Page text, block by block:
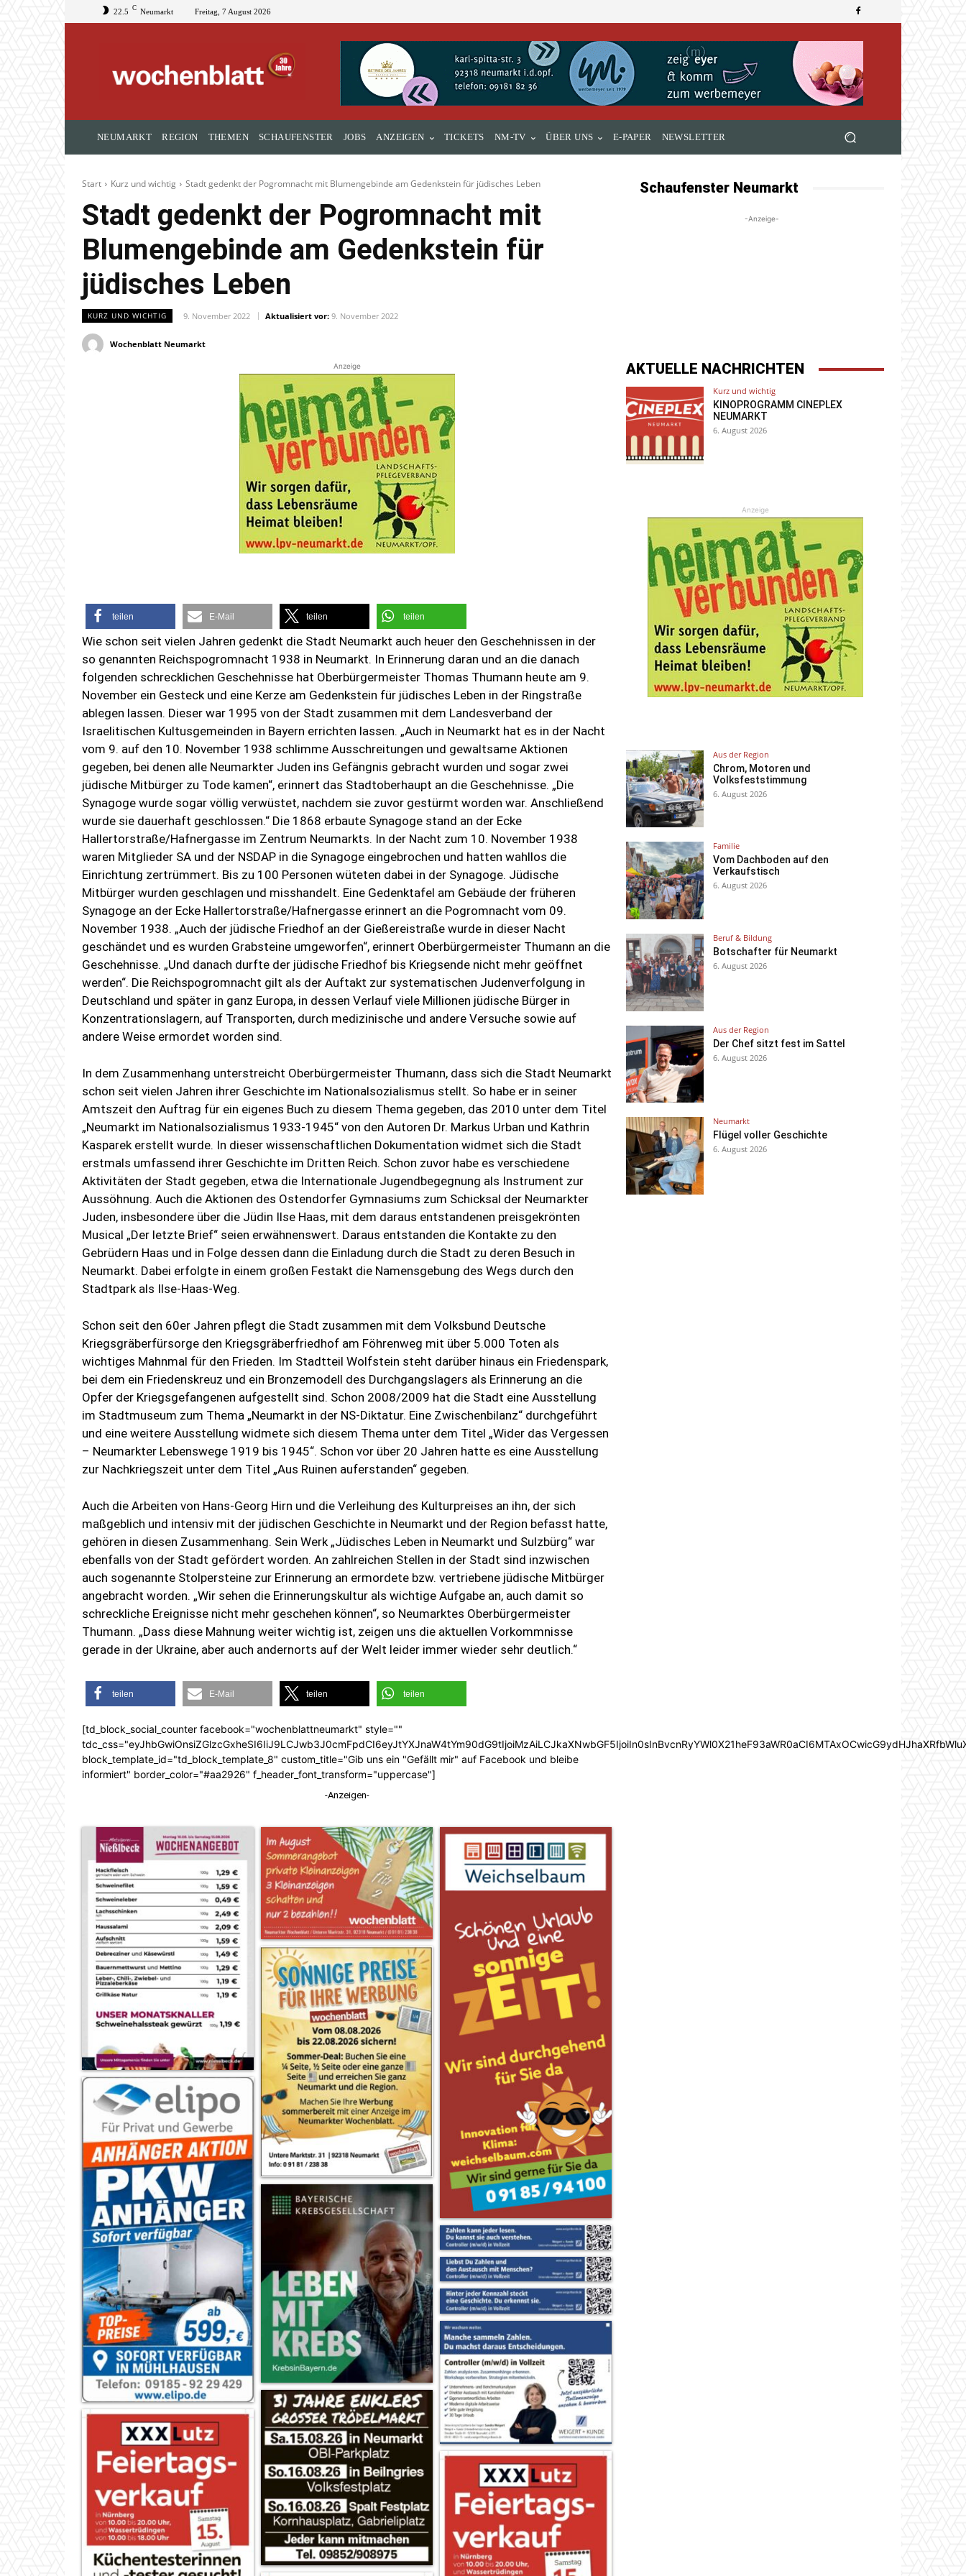
22.5 C Neumarkt Freitag, 7 August 2026
NEUMARKT REGION THEMEN SCHAUFENSTER JOBS ANZEIGEN TICKETS NM-TV ÜBER UNS E-PAPER NEWSLETTER
Start Kurz und wichtig Stadt gedenkt der Pogromnacht mit Blumengebinde am Gedenkstein für jüdisches Leben
Stadt gedenkt der Pogromnacht mit
Blumengebinde am Gedenkstein für
jüdisches Leben
KURZ UND WICHTIG 9. November 2022 Aktualisiert vor: 9. November 2022
Wochenblatt Neumarkt
Schaufenster Neumarkt
-Anzeige-
Anzeige
teilen E-Mail teilen teilen
Wie schon seit vielen Jahren gedenkt die Stadt Neumarkt auch heuer den Geschehnissen in der
so genannten Reichspogromnacht 1938 in Neumarkt. In Erinnerung daran und an die danach
folgenden schrecklichen Geschehnisse hat Oberbürgermeister Thomas Thumann heute am 9.
November ein Gesteck und eine Kerze am Gedenkstein für jüdisches Leben in der Ringstraße
ablegen lassen. Dieser war 1995 von der Stadt zusammen mit dem Landesverband der
Israelitischen Kultusgemeinden in Bayern errichten lassen. „Auch in Neumarkt hat es in der Nacht
vom 9. auf den 10. November 1938 schlimme Ausschreitungen und gewaltsame Aktionen
gegeben, bei denen alle Neumarkter Juden ins Gefängnis gebracht wurden und sogar zwei
jüdische Mitbürger zu Tode kamen“, erinnert das Stadtoberhaupt an die Geschehnisse. „Die
Synagoge wurde sogar völlig verwüstet, nachdem sie zuvor gestürmt worden war. Anschließend
wurde sie dauerhaft geschlossen.“ Die 1868 erbaute Synagoge stand an der Ecke
Hallertorstraße/Hafnergasse im Zentrum Neumarkts. In der Nacht zum 10. November 1938
waren Mitglieder SA und der NSDAP in die Synagoge eingebrochen und hatten wahllos die
Einrichtung zertrümmert. Bis zu 100 Personen wüteten dabei in der Synagoge. Jüdische
Mitbürger wurden geschlagen und misshandelt. Eine Gedenktafel am Gebäude der früheren
Synagoge an der Ecke Hallertorstraße/Hafnergasse erinnert an die Pogromnacht vom 09.
November 1938. „Auch der jüdische Friedhof an der Gießereistraße wurde in dieser Nacht
geschändet und es wurden Grabsteine umgeworfen“, erinnert Oberbürgermeister Thumann an die
Geschehnisse. „Und danach durfte der jüdische Friedhof bis Kriegsende nicht mehr geöffnet
werden“. Die Reichspogromnacht gilt als der Auftakt zur systematischen Judenverfolgung in
Deutschland und später in ganz Europa, in dessen Verlauf viele Millionen jüdische Bürger in
Konzentrationslagern, auf Transporten, durch medizinische und andere Versuche sowie auf
andere Weise ermordet worden sind.
In dem Zusammenhang unterstreicht Oberbürgermeister Thumann, dass sich die Stadt Neumarkt
schon seit vielen Jahren ihrer Geschichte im Nationalsozialismus stellt. So habe er in seiner
Amtszeit den Auftrag für ein eigenes Buch zu diesem Thema gegeben, das 2010 unter dem Titel
„Neumarkt im Nationalsozialismus 1933-1945“ von den Autoren Dr. Markus Urban und Kathrin
Kasparek erstellt wurde. In dieser wissenschaftlichen Dokumentation widmet sich die Stadt
erstmals umfassend ihrer Geschichte im Dritten Reich. Schon zuvor habe es verschiedene
Aktivitäten der Stadt gegeben, etwa die Internationale Jugendbegegnung als Instrument zur
Aussöhnung. Auch die Aktionen des Ostendorfer Gymnasiums zum Schicksal der Neumarkter
Juden, insbesondere über die Jüdin Ilse Haas, mit dem daraus entstandenen preisgekrönten
Musical „Der letzte Brief“ seien erwähnenswert. Daraus entstanden die Kontakte zu den
Gebrüdern Haas und in Folge dessen dann die Einladung durch die Stadt zu deren Besuch in
Neumarkt. Dabei erfolgte in einem großen Festakt die Namensgebung des Wegs durch den
Stadtpark als Ilse-Haas-Weg.
Schon seit den 60er Jahren pflegt die Stadt zusammen mit dem Volksbund Deutsche
Kriegsgräberfürsorge den Kriegsgräberfriedhof am Föhrenweg mit über 5.000 Toten als
wichtiges Mahnmal für den Frieden. Im Stadtteil Wolfstein steht darüber hinaus ein Friedenspark,
bei dem ein Friedenskreuz und ein Bronzemodell des Durchgangslagers als Erinnerung an die
Opfer der Kriegsgefangenen aufgestellt sind. Schon 2008/2009 hat die Stadt eine Ausstellung
im Stadtmuseum zum Thema „Neumarkt in der NS-Diktatur. Eine Zwischenbilanz“ durchgeführt
und eine weitere Ausstellung widmete sich diesem Thema unter dem Titel „Wider das Vergessen
– Neumarkter Lebenswege 1919 bis 1945“. Schon vor über 20 Jahren hatte es eine Ausstellung
zur Nachkriegszeit unter dem Titel „Aus Ruinen auferstanden“ gegeben.
Auch die Arbeiten von Hans-Georg Hirn und die Verleihung des Kulturpreises an ihn, der sich
maßgeblich und intensiv mit der jüdischen Geschichte in Neumarkt und der Region befasst hatte,
gehören in diesen Zusammenhang. Sein Werk „Jüdisches Leben in Neumarkt und Sulzbürg“ war
ebenfalls von der Stadt gefördert worden. An zahlreichen Stellen in der Stadt sind inzwischen
auch sogenannte Stolpersteine zur Erinnerung an ermordete bzw. vertriebene jüdische Mitbürger
angebracht worden. „Wir sehen die Erinnerungskultur als wichtige Aufgabe an, auch damit so
schreckliche Ereignisse nicht mehr geschehen können“, so Neumarktes Oberbürgermeister
Thumann. „Dass diese Mahnung weiter wichtig ist, zeigen uns die aktuellen Vorkommnisse
gerade in der Ukraine, aber auch andernorts auf der Welt leider immer wieder sehr deutlich.“
teilen E-Mail teilen teilen
[td_block_social_counter facebook="wochenblattneumarkt" style=""
block_template_id="td_block_template_8" custom_title="Gib uns ein "Gefällt mir" auf Facebook und bleibe
informiert" border_color="#aa2926" f_header_font_transform="uppercase"]
-Anzeigen-
AKTUELLE NACHRICHTEN
Kurz und wichtig
KINOPROGRAMM CINEPLEX
NEUMARKT
6. August 2026
Anzeige
Aus der Region
Chrom, Motoren und
Volksfeststimmung
6. August 2026
Familie
Vom Dachboden auf den
Verkaufstisch
6. August 2026
Beruf & Bildung
Botschafter für Neumarkt
6. August 2026
Aus der Region
Der Chef sitzt fest im Sattel
6. August 2026
Neumarkt
Flügel voller Geschichte
6. August 2026